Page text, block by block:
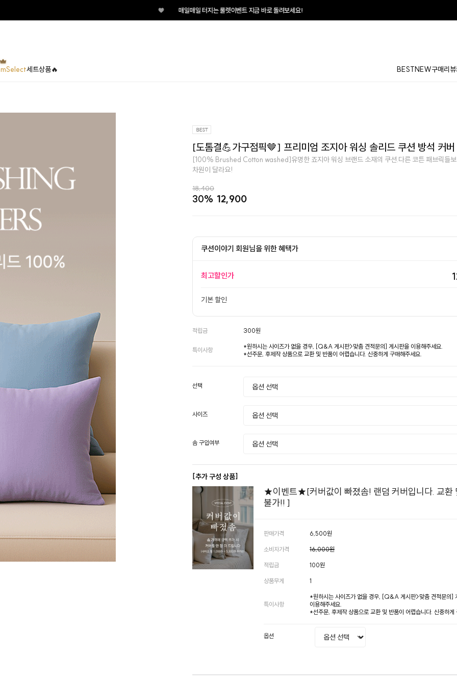
매일매일 터지는 룰렛이벤트 지금 바로 돌려보세요!
세트상품🔥 BESTNEW구매리뷰
[도톰결💪가구점픽🤎] 프리미엄 조지아 워싱 솔리드 쿠션 방석 커
[100% Brushed Cotton washed]유명한 죠지아 워싱 브랜드 소재의 쿠션.다른 코튼 패브릭들
차원이 달라요!
18,400
30% 12,900
쿠션이야기 회원님을 위한 혜택가
최고할인가
기본 할인
적립금 300원
특이사항
*원하시는 사이즈가 없을 경우, [Q&A 게시판>맞춤 견적문의] 게시판을 이용해주세요.
*선주문, 후제작 상품으로 교환 및 반품이 어렵습니다. 신중하게 구매해주세요.
선택
사이즈
솜 구입여부
[추가 구성 상품]
★이벤트★[커버값이 빠졌솜! 랜덤 커버입니다. 교환
불가!! ]
판매가격 6,500원
소비자가격 16,000원
적립금 100원
상품무게 1
특이사항
*원하시는 사이즈가 없을 경우, [Q&A 게시판>맞춤 견적문의]
이용해주세요.
*선주문, 후제작 상품으로 교환 및 반품이 어렵습니다. 신중하게
옵션